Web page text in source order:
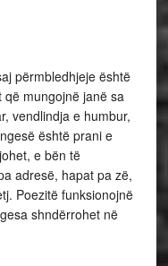
përmbledhjeje është
që mungojnë janë sa
vendlindja e humbur,
është prani e
e bën të
adresë, hapat pa zë,
Poezitë funksionojnë
shndërrohet në